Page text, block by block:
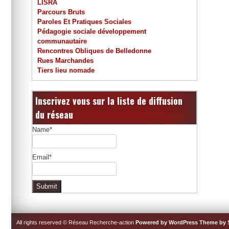
LISRA
Parcours Bruts
Paroles Et Pratiques Sociales
Pédagogie sociale développement
communautaire
Rencontres Obliques de Belledonne
Rues Marchandes
Tiers lieu nomade
Inscrivez vous sur la liste de diffusion
du réseau
Name*
Email*
All rights reserved © Réseau Recherche-action Powered by WordPress Theme by